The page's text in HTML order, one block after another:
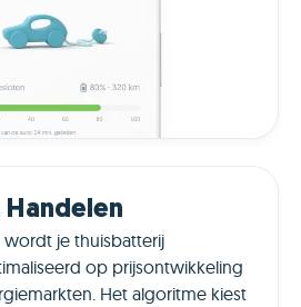
Handelen
wordt je thuisbatterij
op prijsontwikkeling
Het algoritme kiest